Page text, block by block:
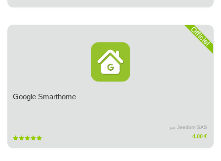
Google Smarthome
par Jeedom SAS
4.00 €